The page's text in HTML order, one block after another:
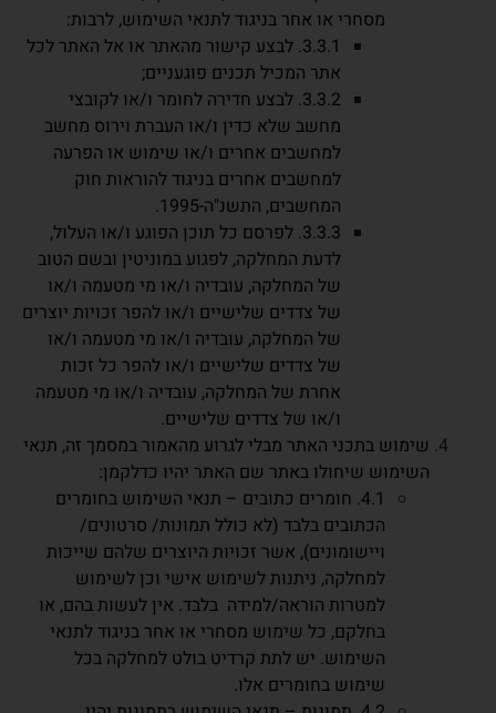
מסחרי או אחר בניגוד לתנאי השימוש, לרבות:
3.3.1. לבצע קישור מהאתר או אל האתר לכל
אתר המכיל תכנים פוגעניים;
3.3.2. לבצע חדירה לחומר ו/או לקובצי
מחשב שלא כדין ו/או העברת וירוס מחשב
למחשבים אחרים ו/או שימוש או הפרעה
למחשבים אחרים בניגוד להוראות חוק
המחשבים, התשנ"ה-1995.
3.3.3. לפרסם כל תוכן הפוגע ו/או העלול,
לדעת המחלקה, לפגוע במוניטין ובשם הטוב
של המחלקה, עובדיה ו/או מי מטעמה ו/או
של צדדים שלישיים ו/או להפר זכויות יוצרים
של המחלקה, עובדיה ו/או מי מטעמה ו/או
של צדדים שלישיים ו/או להפר כל זכות
אחרת של המחלקה, עובדיה ו/או מי מטעמה
ו/או של צדדים שלישיים.
שימוש בתכני האתר מבלי לגרוע מהאמור במסמך זה, תנאי
השימוש שיחולו באתר שם האתר יהיו כדלקמן:
4.1. חומרים כתובים – תנאי השימוש בחומרים
הכתובים בלבד (לא כולל תמונות/ סרטונים/
ויישומונים), אשר זכויות היוצרים שלהם שייכות
למחלקה, ניתנות לשימוש אישי וכן לשימוש
למטרות הוראה/למידה בלבד. אין לעשות בהם, או
בחלקם, כל שימוש מסחרי או אחר בניגוד לתנאי
השימוש. יש לתת קרדיט בולט למחלקה בכל
שימוש בחומרים אלו.